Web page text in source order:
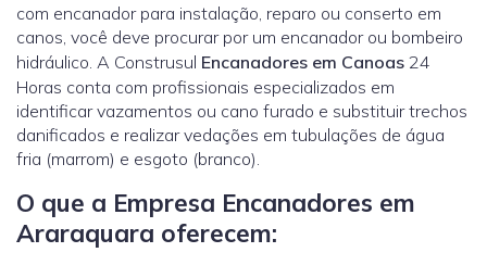
com encanador para instalação, reparo ou conserto em
canos, você deve procurar por um encanador ou bombeiro
hidráulico. A Construsul Encanadores em Canoas 24
Horas conta com profissionais especializados em
identificar vazamentos ou cano furado e substituir trechos
danificados e realizar vedações em tubulações de água
fria (marrom) e esgoto (branco).
O que a Empresa Encanadores em
Araraquara oferecem: